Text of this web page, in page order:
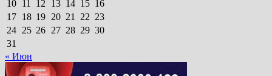
10 11 12 13 14 15 16
17 18 19 20 21 22 23
24 25 26 27 28 29 30
31
« Июн